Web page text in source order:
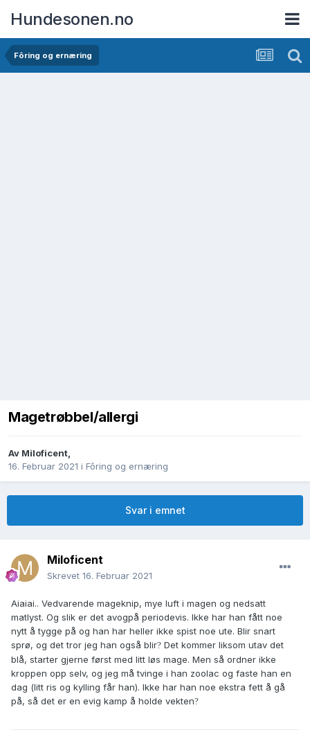
Hundesonen.no
Fôring og ernæring
Magetrøbbel/allergi
Av Miloficent,
16. Februar 2021 i Fôring og ernæring
Svar i emnet
Miloficent
Skrevet 16. Februar 2021
Aiaiai.. Vedvarende mageknip, mye luft i magen og nedsatt
matlyst. Og slik er det avogpå periodevis. Ikke har han fått noe
nytt å tygge på og han har heller ikke spist noe ute. Blir snart
sprø, og det tror jeg han også blir? Det kommer liksom utav det
blå, starter gjerne først med litt løs mage. Men så ordner ikke
kroppen opp selv, og jeg må tvinge i han zoolac og faste han en
dag (litt ris og kylling får han). Ikke har han noe ekstra fett å gå
på, så det er en evig kamp å holde vekten?